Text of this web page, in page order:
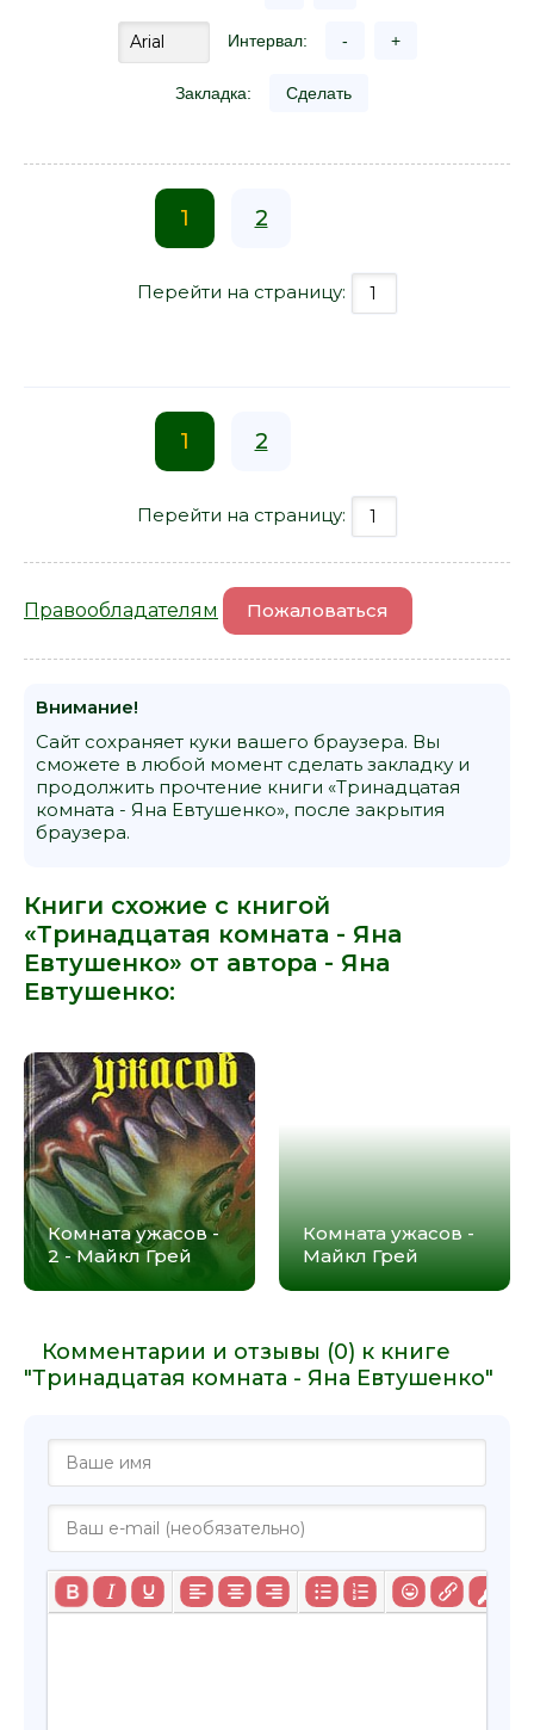
Интервал: - +
Закладка: Сделать
1 2
Перейти на страницу:
1 2
Перейти на страницу:
Правообладателям Пожаловаться
Внимание!
Сайт сохраняет куки вашего браузера. Вы
сможете в любой момент сделать закладку и
продолжить прочтение книги «Тринадцатая
комната - Яна Евтушенко», после закрытия
браузера.
Книги схожие с книгой
«Тринадцатая комната - Яна
Евтушенко» от автора - Яна
Евтушенко:
Комната ужасов -
2 - Майкл Грей
Комната ужасов -
Майкл Грей
Комментарии и отзывы (0) к книге
"Тринадцатая комната - Яна Евтушенко"